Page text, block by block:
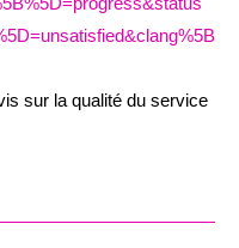
sur la qualité du service